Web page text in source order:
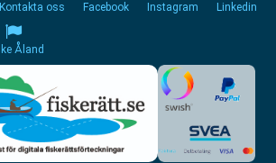
Kontakta oss Facebook Instagram Linkedin
Åland